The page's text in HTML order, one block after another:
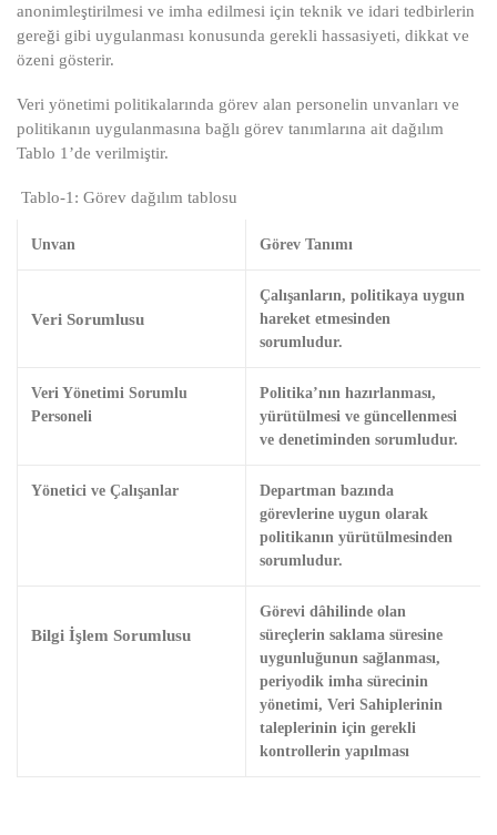
anonimleştirilmesi ve imha edilmesi için teknik ve idari tedbirlerin
gereği gibi uygulanması konusunda gerekli hassasiyeti, dikkat ve
özeni gösterir.
Veri yönetimi politikalarında görev alan personelin unvanları ve
politikanın uygulanmasına bağlı görev tanımlarına ait dağılım
Tablo 1’de verilmiştir.
Tablo-1: Görev dağılım tablosu
Unvan Görev Tanımı
Veri Sorumlusu
Çalışanların, politikaya uygun
hareket etmesinden
sorumludur.
Veri Yönetimi Sorumlu
Personeli
Politika’nın hazırlanması,
yürütülmesi ve güncellenmesi
ve denetiminden sorumludur.
Yönetici ve Çalışanlar
Departman bazında
görevlerine uygun olarak
politikanın yürütülmesinden
sorumludur.
Bilgi İşlem Sorumlusu
Görevi dâhilinde olan
süreçlerin saklama süresine
uygunluğunun sağlanması,
periyodik imha sürecinin
yönetimi, Veri Sahiplerinin
taleplerinin için gerekli
kontrollerin yapılması